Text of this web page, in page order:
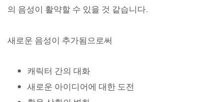
의 음성이 활약할 수 있을 것 같습니다.
새로운 음성이 추가됨으로써
캐릭터 간의 대화
새로운 아이디어에 대한 도전